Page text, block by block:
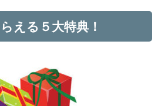
える５大特典！